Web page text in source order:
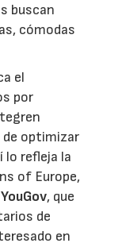
buscan
cómodas
el
por
optimizar
lo refleja la
of Europe,
YouGov, que
de
en